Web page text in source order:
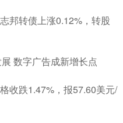
邦转债上涨0.12%，转股
数字广告成新增长点
收跌1.47%，报57.60美元/